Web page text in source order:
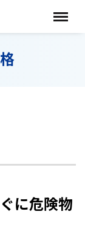
に危険物